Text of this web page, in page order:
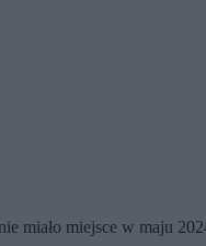
miało miejsce w maju